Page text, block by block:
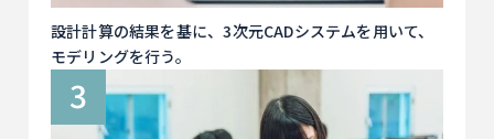
設計計算の結果を基に、3次元CADシステムを用いて、
モデリングを行う。